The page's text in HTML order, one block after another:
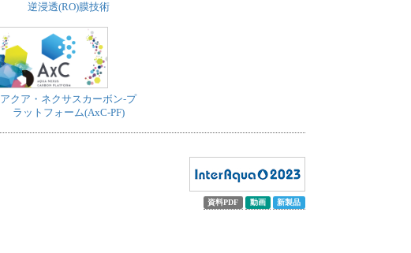
逆浸透(RO)膜技術
アクア・ネクサスカーボン-プ
ラットフォーム(AxC-PF)
資料PDF 動画 新製品